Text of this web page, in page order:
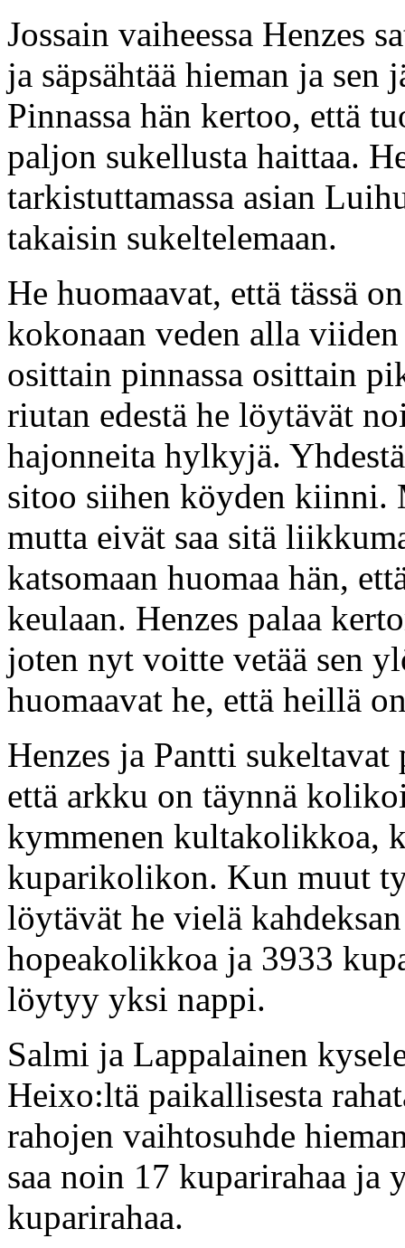
Jossain vaiheessa Henzes
ja säpsähtää hieman ja sen
Pinnassa hän kertoo, että
paljon sukellusta haittaa.
tarkistuttamassa asian
takaisin sukeltelemaan.
He huomaavat, että tässä
kokonaan veden alla
osittain pinnassa osittain
riutan edestä he löytävät
hajonneita hylkyjä.
sitoo siihen köyden kiinni.
mutta eivät saa sitä
katsomaan huomaa hän,
keulaan. Henzes palaa
joten nyt voitte vetää sen
huomaavat he, että heillä
Henzes ja Pantti
että arkku on täynnä
kymmenen kultakolikkoa,
kuparikolikon. Kun muut
löytävät he vielä
hopeakolikkoa ja 3933
löytyy yksi nappi.
Salmi ja Lappalainen
Heixo:ltä paikallisesta
rahojen vaihtosuhde
saa noin 17 kuparirahaa ja
kuparirahaa.